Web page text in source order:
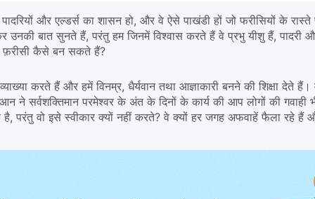
पादरियों और एल्डर्स का शासन हो, और वे ऐसे पाखंडी हों जो फरीसियों के
उनकी बात सुनते हैं, परंतु हम जिनमें विश्वास करते हैं वे प्रभु यीशु हैं, पादरी
फ़रीसी कैसे बन सकते हैं?
करते हैं और हमें विनम्र, धैर्यवान तथा आज्ञाकारी बनने की शिक्षा देते
ने सर्वशक्तिमान परमेश्‍वर के अंत के दिनों के कार्य की आप लोगों की गवाही
है, परंतु वो इसे स्वीकार क्यों नहीं करते? वे क्यों हर जगह अफवाहें फैला रहे